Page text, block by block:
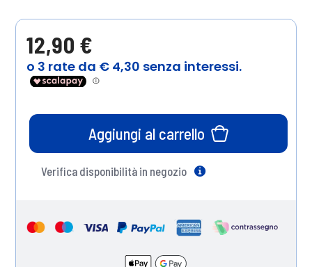
12,90 €
Aggiungi al carrello
Verifica disponibilità in negozio